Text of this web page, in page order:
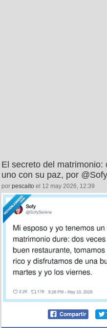
El secreto del
uno con su paz, por
por pescaito el 12 may 2026, 12:39